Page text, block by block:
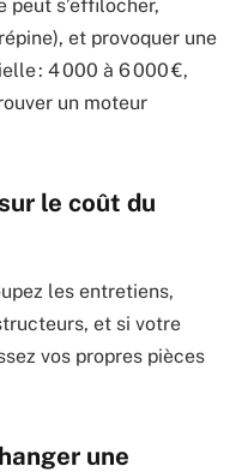
peut s’effilocher,
et provoquer une
: 4 000 à 6 000 €,
un moteur
le coût du
les entretiens,
et si votre
vos propres pièces
une